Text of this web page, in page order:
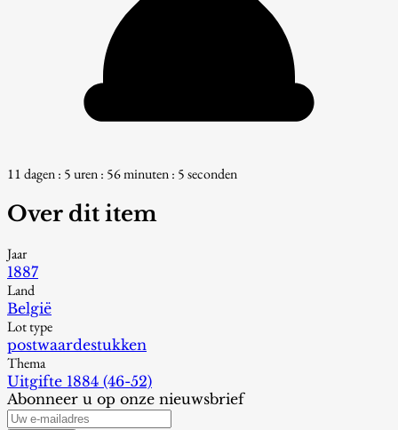
11 dagen : 5 uren : 56 minuten : 3 seconden
Over dit item
Jaar
1887
Land
België
Lot type
postwaardestukken
Thema
Uitgifte 1884 (46-52)
Abonneer u op onze nieuwsbrief